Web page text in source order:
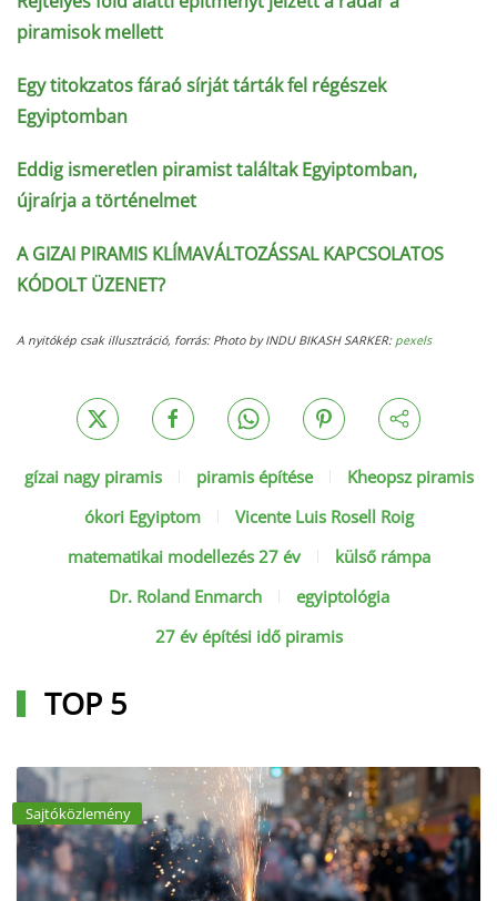
piramisok mellett
Egy titokzatos fáraó sírját tárták fel régészek
Egyiptomban
Eddig ismeretlen piramist találtak Egyiptomban,
újraírja a történelmet
A GIZAI PIRAMIS KLÍMAVÁLTOZÁSSAL KAPCSOLATOS
KÓDOLT ÜZENET?
A nyitókép csak illusztráció, forrás: Photo by INDU BIKASH SARKER: pexels
gízai nagy piramis piramis építése
Kheopsz piramis
ókori Egyiptom
Vicente Luis Rosell Roig
matematikai modellezés 27 év
külső rámpa
Dr. Roland Enmarch
egyiptológia
27 év építési idő piramis
TOP 5
Sajtóközlemény